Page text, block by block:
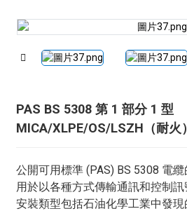
PAS BS 5308 第 1 部分 1 型
MICA/XLPE/OS/LSZH（耐火）
公開可用標準 (PAS) BS 5308 電
用於以各種方式傳輸通訊和控制訊
安裝類型包括石油化學工業中發現